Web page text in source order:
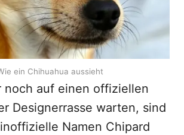
ein Chihuahua aussieht
noch auf einen offiziellen
Designerrasse warten, sind
Namen Chipard